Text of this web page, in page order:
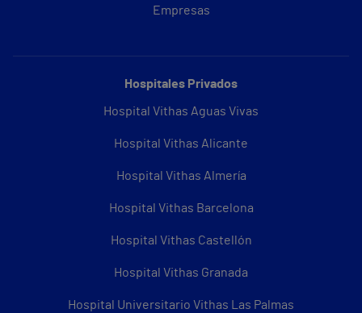
Empresas
Hospitales Privados
Hospital Vithas Aguas Vivas
Hospital Vithas Alicante
Hospital Vithas Almería
Hospital Vithas Barcelona
Hospital Vithas Castellón
Hospital Vithas Granada
Hospital Universitario Vithas Las Palmas